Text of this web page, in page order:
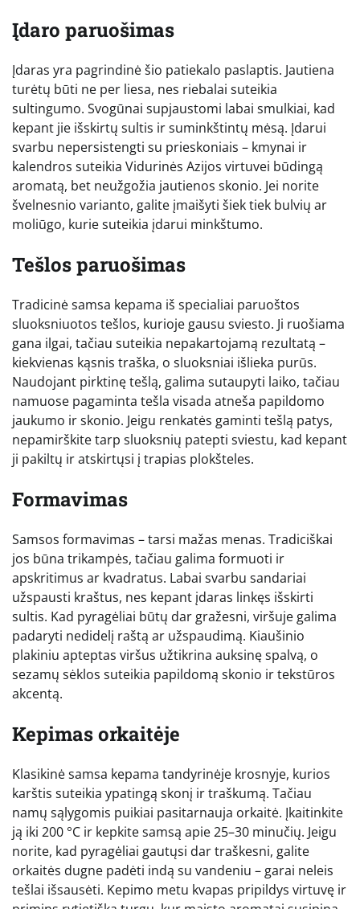
Įdaro paruošimas
Įdaras yra pagrindinė šio patiekalo paslaptis. Jautiena
turėtų būti ne per liesa, nes riebalai suteikia
sultingumo. Svogūnai supjaustomi labai smulkiai, kad
kepant jie išskirtų sultis ir suminkštintų mėsą. Įdarui
svarbu nepersistengti su prieskoniais – kmynai ir
kalendros suteikia Vidurinės Azijos virtuvei būdingą
aromatą, bet neužgožia jautienos skonio. Jei norite
švelnesnio varianto, galite įmaišyti šiek tiek bulvių ar
moliūgo, kurie suteikia įdarui minkštumo.
Tešlos paruošimas
Tradicinė samsa kepama iš specialiai paruoštos
sluoksniuotos tešlos, kurioje gausu sviesto. Ji ruošiama
gana ilgai, tačiau suteikia nepakartojamą rezultatą –
kiekvienas kąsnis traška, o sluoksniai išlieka purūs.
Naudojant pirktinę tešlą, galima sutaupyti laiko, tačiau
namuose pagaminta tešla visada atneša papildomo
jaukumo ir skonio. Jeigu renkatės gaminti tešlą patys,
nepamirškite tarp sluoksnių patepti sviestu, kad kepant
ji pakiltų ir atskirtųsi į trapias plokšteles.
Formavimas
Samsos formavimas – tarsi mažas menas. Tradiciškai
jos būna trikampės, tačiau galima formuoti ir
apskritimus ar kvadratus. Labai svarbu sandariai
užspausti kraštus, nes kepant įdaras linkęs išskirti
sultis. Kad pyragėliai būtų dar gražesni, viršuje galima
padaryti nedidelį raštą ar užspaudimą. Kiaušinio
plakiniu apteptas viršus užtikrina auksinę spalvą, o
sezamų sėklos suteikia papildomą skonio ir tekstūros
akcentą.
Kepimas orkaitėje
Klasikinė samsa kepama tandyrinėje krosnyje, kurios
karštis suteikia ypatingą skonį ir traškumą. Tačiau
namų sąlygomis puikiai pasitarnauja orkaitė. Įkaitinkite
ją iki 200 °C ir kepkite samsą apie 25–30 minučių. Jeigu
norite, kad pyragėliai gautųsi dar traškesni, galite
orkaitės dugne padėti indą su vandeniu – garai neleis
tešlai išsausėti. Kepimo metu kvapas pripildys virtuvę ir